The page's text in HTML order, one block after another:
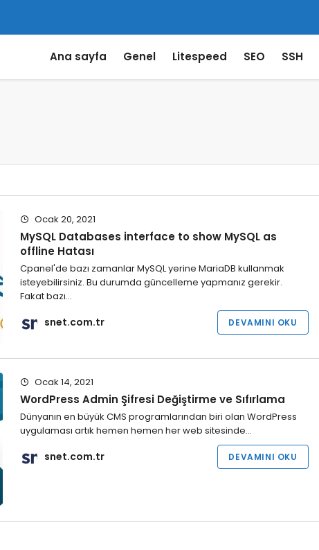
Ana sayfa Genel Litespeed SEO SSH
Ocak 20, 2021
MySQL Databases interface to show MySQL as
offline Hatası
Cpanel'de bazı zamanlar MySQL yerine MariaDB kullanmak
isteyebilirsiniz. Bu durumda güncelleme yapmanız gerekir.
Fakat bazı…
snet.com.tr DEVAMINI OKU
Ocak 14, 2021
WordPress Admin Şifresi Değiştirme ve Sıfırlama
Dünyanın en büyük CMS programlarından biri olan WordPress
uygulaması artık hemen hemen her web sitesinde…
snet.com.tr DEVAMINI OKU